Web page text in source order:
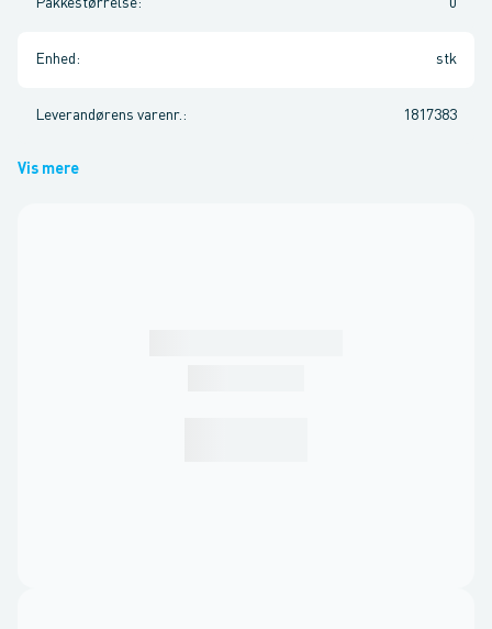
Pakkestørrelse: 0
Enhed : stk
Leverandørens varenr. : 1817383
Vis mere